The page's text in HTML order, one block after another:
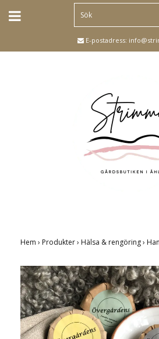
E-postadress:
Hem › Produkter› Hälsa & rengöring›